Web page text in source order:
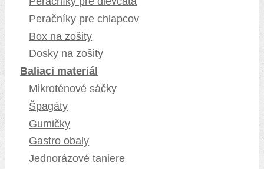
Peračníky pre chlapcov
Box na zošity
Dosky na zošity
Baliaci materiál
Mikroténové sáčky
Špagáty
Gumičky
Gastro obaly
Jednorázové taniere